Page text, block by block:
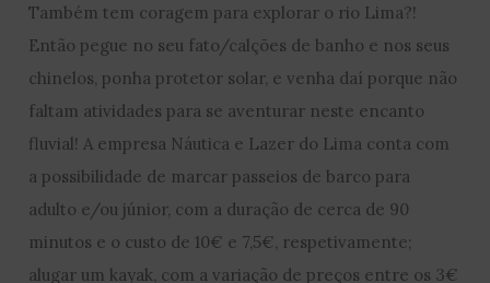
Também tem coragem para explorar o rio Lima?!
Então pegue no seu fato/calções de banho e nos seus
chinelos, ponha protetor solar, e venha daí porque não
faltam atividades para se aventurar neste encanto
fluvial! A empresa Náutica e Lazer do Lima conta com
a possibilidade de marcar passeios de barco para
adulto e/ou júnior, com a duração de cerca de 90
minutos e o custo de 10€ e 7,5€, respetivamente;
alugar um kayak, com a variação de preços entre os 3€